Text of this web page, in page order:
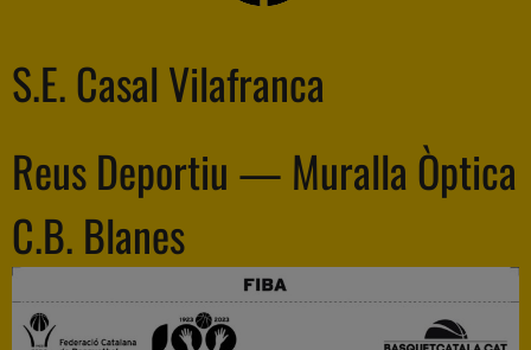
S.E. Casal Vilafranca
Reus Deportiu — Muralla Òptica
C.B. Blanes